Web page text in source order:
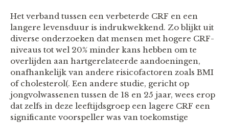
Het verband tussen een verbeterde CRF en een
langere levensduur is indrukwekkend. Zo blijkt uit
diverse onderzoeken dat mensen met hogere CRF-
niveaus tot wel 20% minder kans hebben om te
overlijden aan hartgerelateerde aandoeningen,
onafhankelijk van andere risicofactoren zoals BMI
of cholesterol​(. Een andere studie, gericht op
jongvolwassenen tussen de 18 en 25 jaar, wees erop
dat zelfs in deze leeftijdsgroep een lagere CRF een
significante voorspeller was van toekomstige